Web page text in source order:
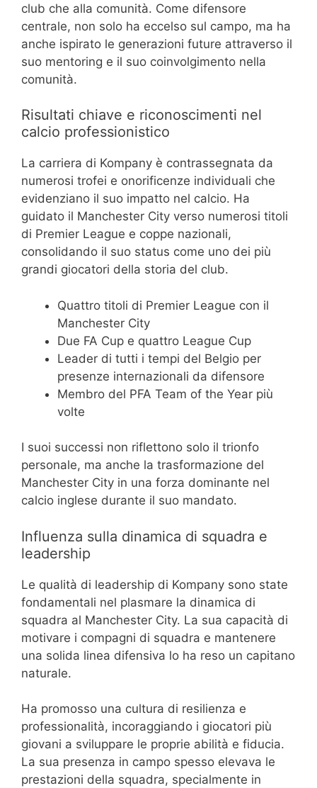
club che alla comunità. Come difensore
centrale, non solo ha eccelso sul campo, ma ha
anche ispirato le generazioni future attraverso il
suo mentoring e il suo coinvolgimento nella
comunità.
Risultati chiave e riconoscimenti nel
calcio professionistico
La carriera di Kompany è contrassegnata da
numerosi trofei e onorificenze individuali che
evidenziano il suo impatto nel calcio. Ha
guidato il Manchester City verso numerosi titoli
di Premier League e coppe nazionali,
consolidando il suo status come uno dei più
grandi giocatori della storia del club.
Quattro titoli di Premier League con il
Manchester City
Due FA Cup e quattro League Cup
Leader di tutti i tempi del Belgio per
presenze internazionali da difensore
Membro del PFA Team of the Year più
volte
I suoi successi non riflettono solo il trionfo
personale, ma anche la trasformazione del
Manchester City in una forza dominante nel
calcio inglese durante il suo mandato.
Influenza sulla dinamica di squadra e
leadership
Le qualità di leadership di Kompany sono state
fondamentali nel plasmare la dinamica di
squadra al Manchester City. La sua capacità di
motivare i compagni di squadra e mantenere
una solida linea difensiva lo ha reso un capitano
naturale.
Ha promosso una cultura di resilienza e
professionalità, incoraggiando i giocatori più
giovani a sviluppare le proprie abilità e fiducia.
La sua presenza in campo spesso elevava le
prestazioni della squadra, specialmente in